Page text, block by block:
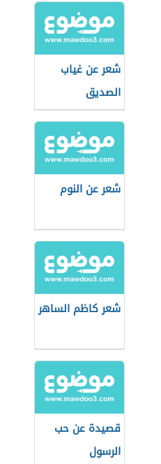
شعر عن غياب
الصديق
شعر عن النوم
شعر كاظم الساهر
قصيدة عن حب
الرسول